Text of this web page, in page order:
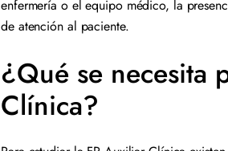
enfermería o el equipo médico, la
de atención al paciente.
¿Qué se necesita
Clínica?